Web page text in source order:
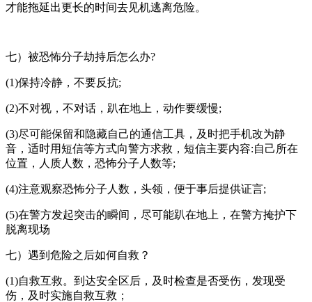
才能拖延出更长的时间去见机逃离危险。
七）被恐怖分子劫持后怎么办?
(1)保持冷静，不要反抗;
(2)不对视，不对话，趴在地上，动作要缓慢;
(3)尽可能保留和隐藏自己的通信工具，及时把手机改为静
音，适时用短信等方式向警方求救，短信主要内容:自己所在
位置，人质人数，恐怖分子人数等;
(4)注意观察恐怖分子人数，头领，便于事后提供证言;
(5)在警方发起突击的瞬间，尽可能趴在地上，在警方掩护下
脱离现场
七）遇到危险之后如何自救？
(1)自救互救。到达安全区后，及时检查是否受伤，发现受
伤，及时实施自救互救；